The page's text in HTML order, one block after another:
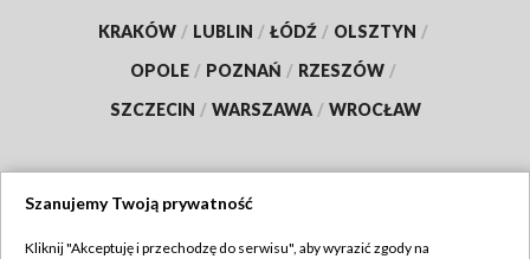
KRAKÓW / LUBLIN / ŁÓDŹ / OLSZTYN /
OPOLE / POZNAŃ / RZESZÓW /
SZCZECIN / WARSZAWA / WROCŁAW
Szanujemy Twoją prywatność
Kliknij "Akceptuję i przechodzę do serwisu", aby wyrazić zgody na